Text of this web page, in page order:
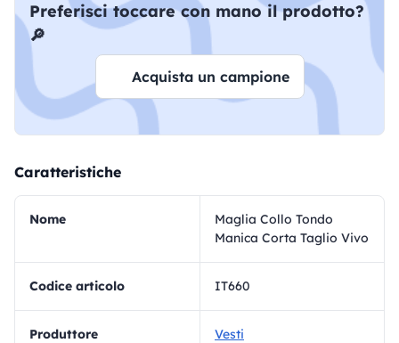
Preferisci toccare con mano il prodotto?
🔎
Acquista un campione
Caratteristiche
Nome
Maglia Collo Tondo
Manica Corta Taglio Vivo
Codice articolo IT660
Produttore Vesti